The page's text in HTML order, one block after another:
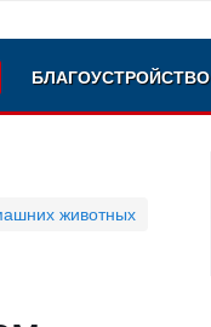
БЛАГОУСТРОЙСТВО
животных